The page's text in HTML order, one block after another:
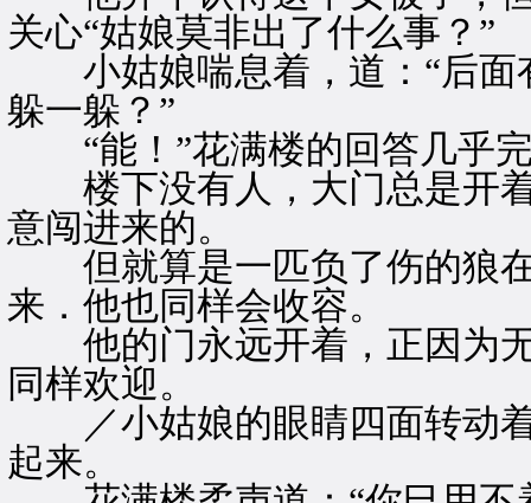
关心“姑娘莫非出了什么事？”
小姑娘喘息着，道：“后面
躲一躲？”
“能！”花满楼的回答几乎
楼下没有人，大门总是开着
意闯进来的。
但就算是一匹负了伤的狼在
来．他也同样会收容。
他的门永远开着，正因为无
同样欢迎。
／小姑娘的眼睛四面转动着
起来。